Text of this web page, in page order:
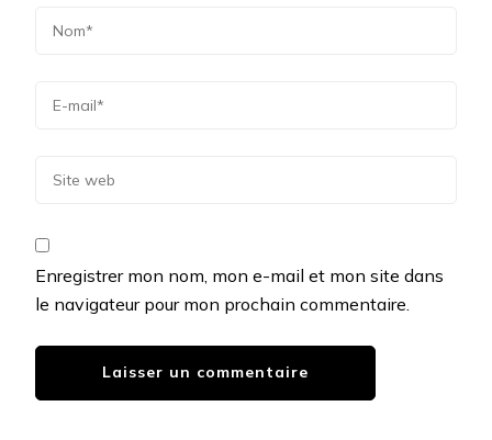
Enregistrer mon nom, mon e-mail et mon site dans
le navigateur pour mon prochain commentaire.